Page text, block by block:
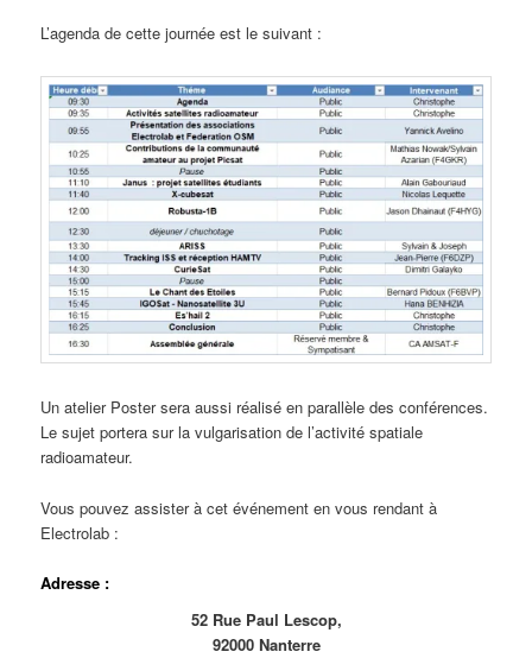
L’agenda de cette journée est le suivant :
Un atelier Poster sera aussi réalisé en parallèle des conférences.
Le sujet portera sur la vulgarisation de l’activité spatiale
radioamateur.
Vous pouvez assister à cet événement en vous rendant à
Electrolab :
Adresse :
52 Rue Paul Lescop,
92000 Nanterre